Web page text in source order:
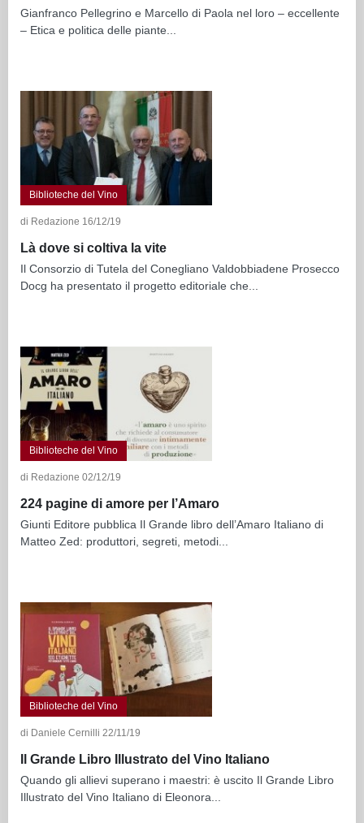
Gianfranco Pellegrino e Marcello di Paola nel loro – eccellente
– Etica e politica delle piante...
Biblioteche del Vino
di Redazione 16/12/19
Là dove si coltiva la vite
Il Consorzio di Tutela del Conegliano Valdobbiadene Prosecco
Docg ha presentato il progetto editoriale che...
Biblioteche del Vino
di Redazione 02/12/19
224 pagine di amore per l’Amaro
Giunti Editore pubblica Il Grande libro dell’Amaro Italiano di
Matteo Zed: produttori, segreti, metodi...
Biblioteche del Vino
di Daniele Cernilli 22/11/19
Il Grande Libro Illustrato del Vino Italiano
Quando gli allievi superano i maestri: è uscito Il Grande Libro
Illustrato del Vino Italiano di Eleonora...